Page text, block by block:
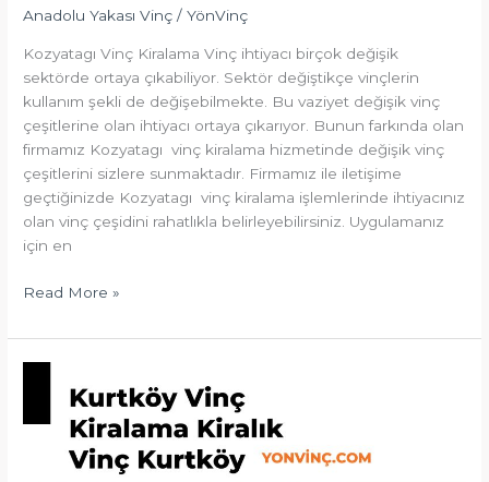
Anadolu Yakası Vinç /YönVinç
Kozyatagı Vinç Kiralama Vinç ihtiyacı birçok değişik
sektörde ortaya çıkabiliyor. Sektör değiştikçe vinçlerin
kullanım şekli de değişebilmekte. Bu vaziyet değişik vinç
çeşitlerine olan ihtiyacı ortaya çıkarıyor. Bunun farkında olan
firmamız Kozyatagı vinç kiralama hizmetinde değişik vinç
çeşitlerini sizlere sunmaktadır. Firmamız ile iletişime
geçtiğinizde Kozyatagı vinç kiralama işlemlerinde ihtiyacınız
olan vinç çeşidini rahatlıkla belirleyebilirsiniz. Uygulamanız
için en
Read More »
Kiralama